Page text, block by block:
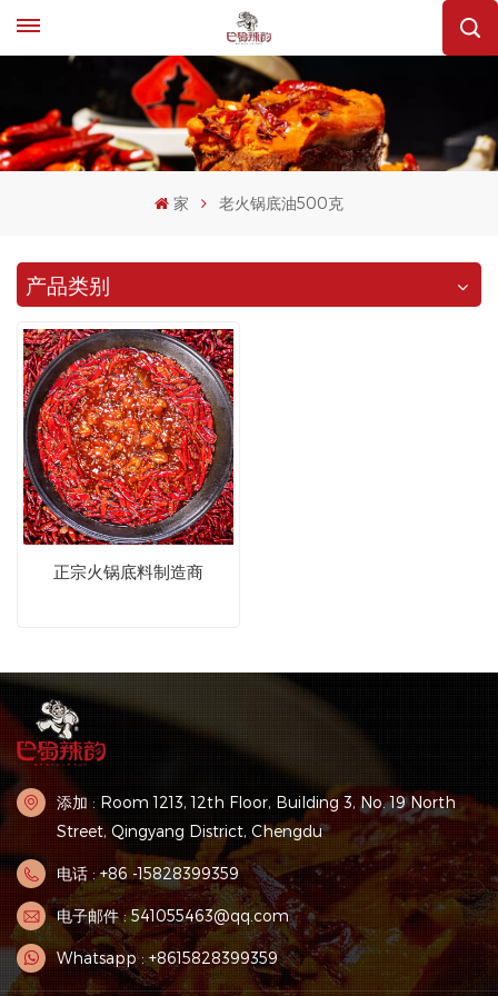
家 老火锅底油500克
产品类别
正宗火锅底料制造商
添加 : Room 1213, 12th Floor, Building 3, No. 19 North
Street, Qingyang District, Chengdu
电话 : +86 -15828399359
电子邮件 : 541055463@qq.com
Whatsapp : +8615828399359